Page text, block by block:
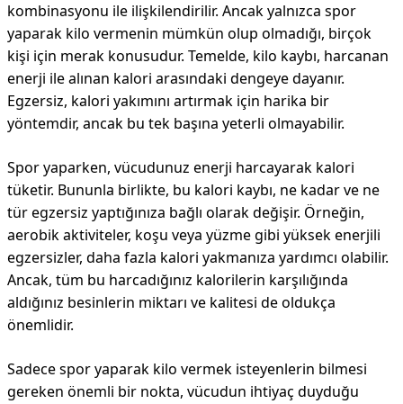
kombinasyonu ile ilişkilendirilir. Ancak yalnızca spor
yaparak kilo vermenin mümkün olup olmadığı, birçok
kişi için merak konusudur. Temelde, kilo kaybı, harcanan
enerji ile alınan kalori arasındaki dengeye dayanır.
Egzersiz, kalori yakımını artırmak için harika bir
yöntemdir, ancak bu tek başına yeterli olmayabilir.
Spor yaparken, vücudunuz enerji harcayarak kalori
tüketir. Bununla birlikte, bu kalori kaybı, ne kadar ve ne
tür egzersiz yaptığınıza bağlı olarak değişir. Örneğin,
aerobik aktiviteler, koşu veya yüzme gibi yüksek enerjili
egzersizler, daha fazla kalori yakmanıza yardımcı olabilir.
Ancak, tüm bu harcadığınız kalorilerin karşılığında
aldığınız besinlerin miktarı ve kalitesi de oldukça
önemlidir.
Sadece spor yaparak kilo vermek isteyenlerin bilmesi
gereken önemli bir nokta, vücudun ihtiyaç duyduğu